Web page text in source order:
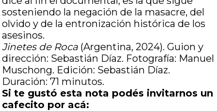
sosteniendo la negación de la masacre, del
olvido y de la entronización histórica de los
asesinos.
Jinetes de Roca (Argentina, 2024). Guion y
dirección: Sebastián Díaz. Fotografía: Manuel
Muschong. Edición: Sebastián Díaz.
Duración: 71 minutos.
Si te gustó esta nota podés invitarnos un
cafecito por acá: